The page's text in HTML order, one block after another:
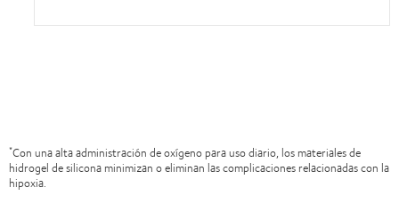
*Con una alta administración de oxígeno para uso diario, los materiales de
hidrogel de silicona minimizan o eliminan las complicaciones relacionadas con la
hipoxia.